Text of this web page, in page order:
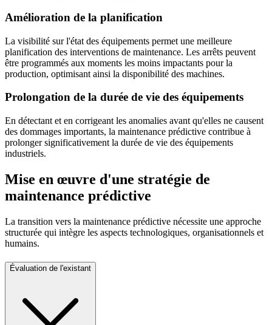
Amélioration de la planification
La visibilité sur l'état des équipements permet une meilleure
planification des interventions de maintenance. Les arrêts peuvent
être programmés aux moments les moins impactants pour la
production, optimisant ainsi la disponibilité des machines.
Prolongation de la durée de vie des équipements
En détectant et en corrigeant les anomalies avant qu'elles ne causent
des dommages importants, la maintenance prédictive contribue à
prolonger significativement la durée de vie des équipements
industriels.
Mise en œuvre d'une stratégie de
maintenance prédictive
La transition vers la maintenance prédictive nécessite une approche
structurée qui intègre les aspects technologiques, organisationnels et
humains.
Évaluation de l'existant